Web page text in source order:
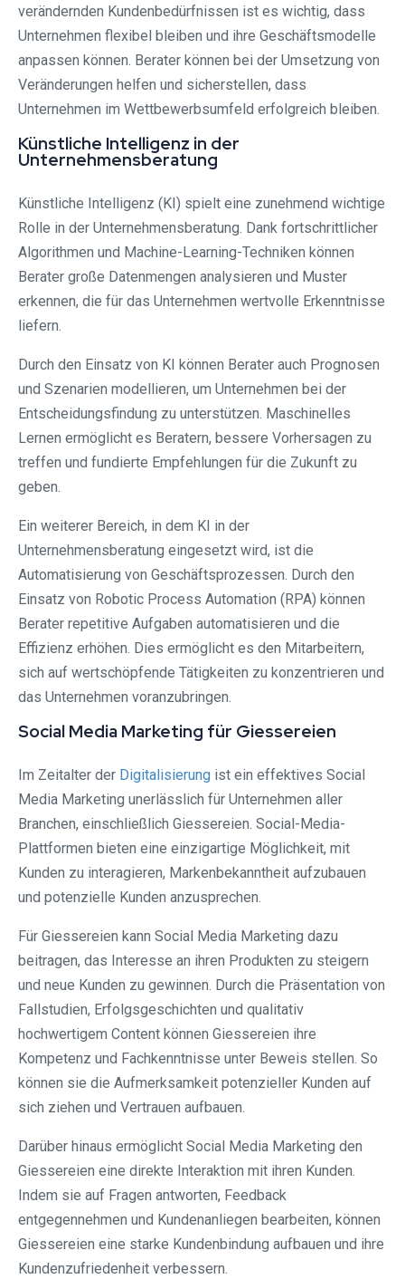
verändernden Kundenbedürfnissen ist es wichtig, dass
Unternehmen flexibel bleiben und ihre Geschäftsmodelle
anpassen können. Berater können bei der Umsetzung von
Veränderungen helfen und sicherstellen, dass
Unternehmen im Wettbewerbsumfeld erfolgreich bleiben.
Künstliche Intelligenz in der
Unternehmensberatung
Künstliche Intelligenz (KI) spielt eine zunehmend wichtige
Rolle in der Unternehmensberatung. Dank fortschrittlicher
Algorithmen und Machine-Learning-Techniken können
Berater große Datenmengen analysieren und Muster
erkennen, die für das Unternehmen wertvolle Erkenntnisse
liefern.
Durch den Einsatz von KI können Berater auch Prognosen
und Szenarien modellieren, um Unternehmen bei der
Entscheidungsfindung zu unterstützen. Maschinelles
Lernen ermöglicht es Beratern, bessere Vorhersagen zu
treffen und fundierte Empfehlungen für die Zukunft zu
geben.
Ein weiterer Bereich, in dem KI in der
Unternehmensberatung eingesetzt wird, ist die
Automatisierung von Geschäftsprozessen. Durch den
Einsatz von Robotic Process Automation (RPA) können
Berater repetitive Aufgaben automatisieren und die
Effizienz erhöhen. Dies ermöglicht es den Mitarbeitern,
sich auf wertschöpfende Tätigkeiten zu konzentrieren und
das Unternehmen voranzubringen.
Social Media Marketing für Giessereien
Im Zeitalter der Digitalisierung ist ein effektives Social
Media Marketing unerlässlich für Unternehmen aller
Branchen, einschließlich Giessereien. Social-Media-
Plattformen bieten eine einzigartige Möglichkeit, mit
Kunden zu interagieren, Markenbekanntheit aufzubauen
und potenzielle Kunden anzusprechen.
Für Giessereien kann Social Media Marketing dazu
beitragen, das Interesse an ihren Produkten zu steigern
und neue Kunden zu gewinnen. Durch die Präsentation von
Fallstudien, Erfolgsgeschichten und qualitativ
hochwertigem Content können Giessereien ihre
Kompetenz und Fachkenntnisse unter Beweis stellen. So
können sie die Aufmerksamkeit potenzieller Kunden auf
sich ziehen und Vertrauen aufbauen.
Darüber hinaus ermöglicht Social Media Marketing den
Giessereien eine direkte Interaktion mit ihren Kunden.
Indem sie auf Fragen antworten, Feedback
entgegennehmen und Kundenanliegen bearbeiten, können
Giessereien eine starke Kundenbindung aufbauen und ihre
Kundenzufriedenheit verbessern.